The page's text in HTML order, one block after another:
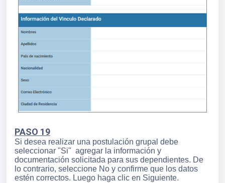
PASO 19
Si desea realizar una postulación grupal debe
seleccionar "Si" agregar la información y
documentación solicitada para sus dependientes. De
lo contrario, seleccione No y confirme que los datos
estén correctos. Luego haga clic en Siguiente.